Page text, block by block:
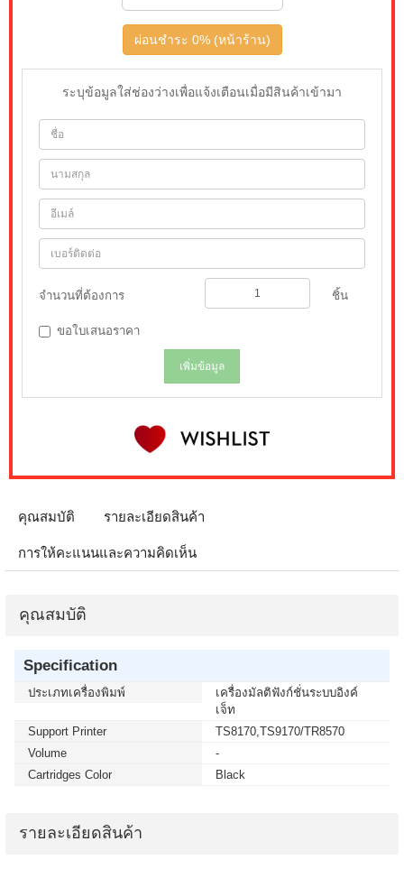
ผ่อนชำระ 0% (หน้าร้าน)
ระบุข้อมูลใส่ช่องว่างเพื่อแจ้งเตือนเมื่อมีสินค้าเข้ามา
จำนวนที่ต้องการ ชิ้น
ขอใบเสนอราคา
เพิ่มข้อมูล
คุณสมบัติ รายละเอียดสินค้า
การให้คะแนนและความคิดเห็น
คุณสมบัติ
Specification
ประเภทเครื่องพิมพ์
เครื่องมัลติฟังก์ชั่นระบบอิงค์
เจ็ท
Support Printer
TS8170,TS9170/TR8570
Volume
-
Cartridges Color
Black
รายละเอียดสินค้า